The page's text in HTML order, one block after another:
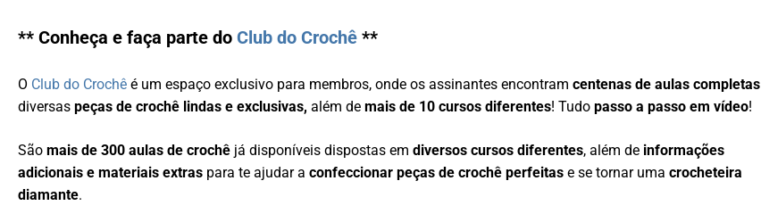
** Conheça e faça parte doClub do Crochê **
O Club do Crochê é um espaço exclusivo para membros, onde os assinantes encontramcentenas de aulas completas
diversaspeças de crochê lindas e exclusivas,além de mais de 10 cursos diferentes! Tudopasso a passo em vídeo!
Sãomais de 300 aulas de crochê já disponíveis dispostas emdiversos cursos diferentes, além de informações
adicionais e materiais extras para te ajudar aconfeccionar peças de crochê perfeitas e se tornar umacrocheteira
diamante.